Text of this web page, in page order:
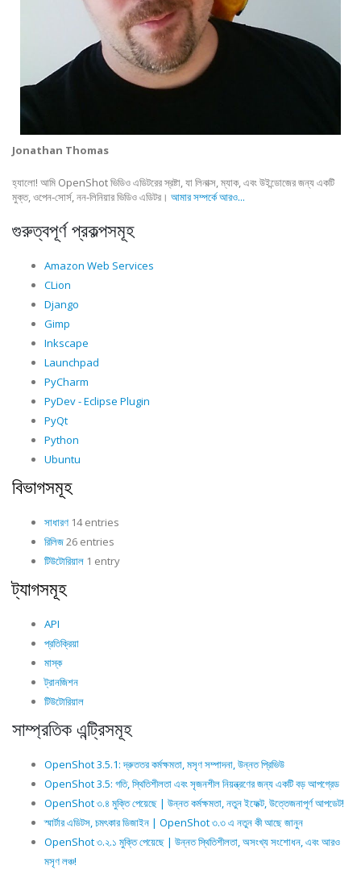
Jonathan Thomas
হ্যালো! আমি OpenShot ভিডিও এডিটরের স্রষ্টা, যা লিনাক্স, ম্যাক, এবং উইন্ডোজের জন্য একটি
মুক্ত, ওপেন-সোর্স, নন-লিনিয়ার ভিডিও এডিটর। আমার সম্পর্কে আরও...
গুরুত্বপূর্ণ প্রকল্পসমূহ
Amazon Web Services
CLion
Django
Gimp
Inkscape
Launchpad
PyCharm
PyDev - Eclipse Plugin
PyQt
Python
Ubuntu
বিভাগসমূহ
সাধারণ 14 entries
রিলিজ26 entries
টিউটোরিয়াল 1 entry
ট্যাগসমূহ
API
প্রতিক্রিয়া
মাস্ক
ট্রানজিশন
টিউটোরিয়াল
সাম্প্রতিক এন্ট্রিসমূহ
OpenShot 3.5.1: দ্রুততর কর্মক্ষমতা, মসৃণ সম্পাদনা, উন্নত প্রিভিউ
OpenShot 3.5: গতি, স্থিতিশীলতা এবং সৃজনশীল নিয়ন্ত্রণের জন্য একটি বড় আপগ্রেড
OpenShot ৩.৪ মুক্তি পেয়েছে | উন্নত কর্মক্ষমতা, নতুন ইফেক্ট, উত্তেজনাপূর্ণ আপডেট!
স্মার্টার এডিটস, চমৎকার ডিজাইন | OpenShot ৩.৩ এ নতুন কী আছে জানুন
OpenShot ৩.২.১ মুক্তি পেয়েছে | উন্নত স্থিতিশীলতা, অসংখ্য সংশোধন, এবং আরও
মসৃণ লঞ্চ!